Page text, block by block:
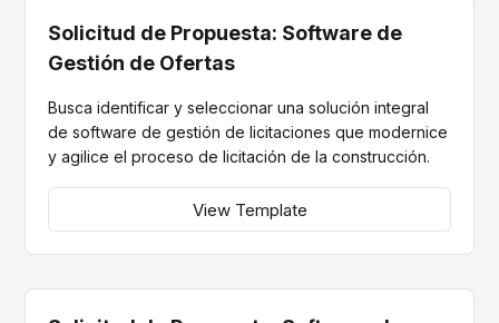
Solicitud de Propuesta: Software de
Gestión de Ofertas
Busca identificar y seleccionar una solución integral
de software de gestión de licitaciones que modernice
y agilice el proceso de licitación de la construcción.
View Template